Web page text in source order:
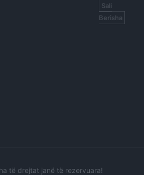
Sali
Berisha
të drejtat janë të rezervuara!